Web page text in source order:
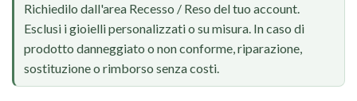
Richiedilo dall'area Recesso / Reso del tuo account.
Esclusi i gioielli personalizzati o su misura. In caso di
prodotto danneggiato o non conforme, riparazione,
sostituzione o rimborso senza costi.